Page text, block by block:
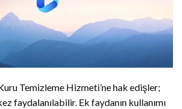
Temizleme Hizmeti’ne hak edişler;
faydalanılabilir. Ek faydanın kullanımı